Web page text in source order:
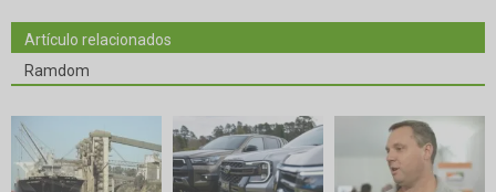
Artículo relacionados
Ramdom